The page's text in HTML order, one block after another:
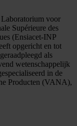
Laboratorium voor
Supérieure des
(Ensiacet-INP
opgericht en tot
als
wetenschappelijk
in de
Producten (VANA),